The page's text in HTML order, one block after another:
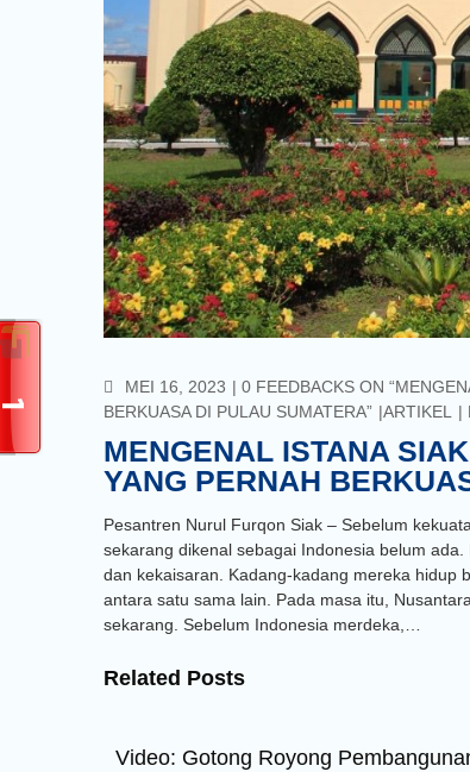
MEI 16, 2023 COMMENTS
0 FEEDBACKS ON
BERKUASA DI PULAU SUMATERA” ARTIKEL
MENGENAL ISTANA
YANG PERNAH
Pesantren Nurul Furqon Siak – Sebelum
sekarang dikenal sebagai Indonesia belum
dan kekaisaran. Kadang-kadang mereka hidup
antara satu sama lain. Pada masa itu,
sekarang. Sebelum Indonesia merdeka,…
Related Posts
Video: Gotong Royong